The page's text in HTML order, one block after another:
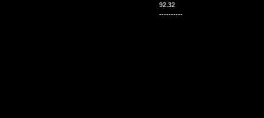
92.32
----------